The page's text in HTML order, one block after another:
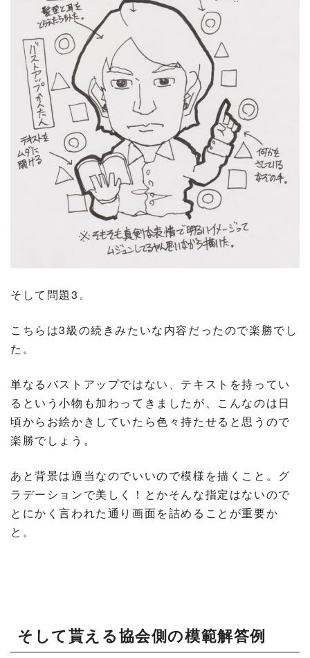
そして問題3。
こちらは3級の続きみたいな内容だったので楽勝でし
た。
単なるバストアップではない、テキストを持ってい
るという小物も加わってきましたが、こんなのは日
頃からお絵かきしていたら色々持たせると思うので
楽勝でしょう。
あと背景は適当なのでいいので模様を描くこと。グ
ラデーションで美しく！とかそんな指定はないので
とにかく言われた通り画面を詰めることが重要か
と。
そして貰える協会側の模範解答例